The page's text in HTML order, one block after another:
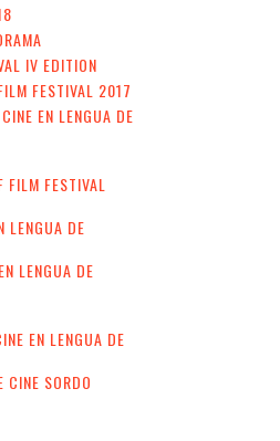
IV EDITION
FESTIVAL 2017
EN LENGUA DE
FILM FESTIVAL
LENGUA DE
LENGUA DE
EN LENGUA DE
CINE SORDO